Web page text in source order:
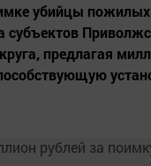
убийцы
субъектов
предлагая